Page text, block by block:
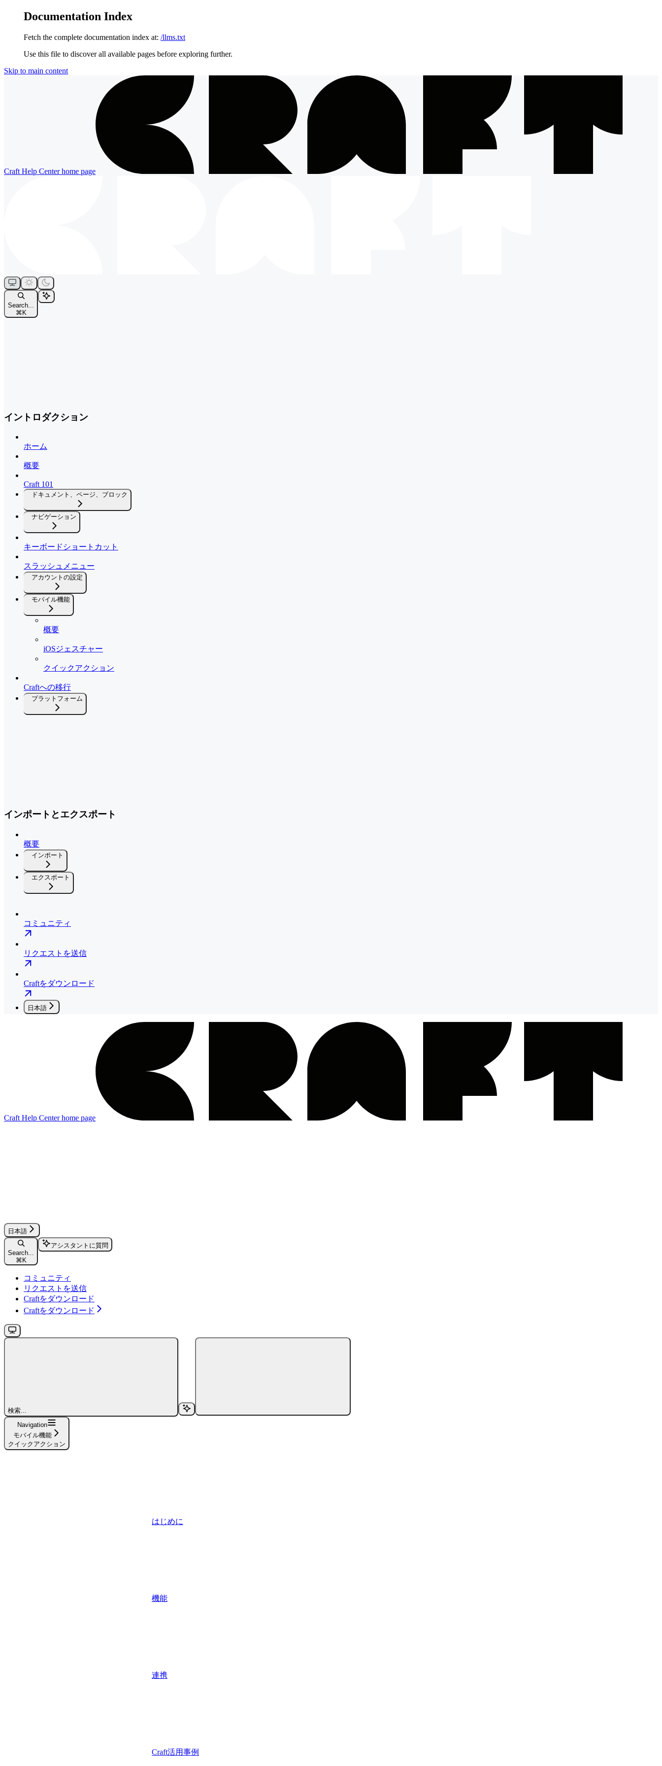
Documentation Index
Fetch the complete documentation index at: /llms.txt
Use this file to discover all available pages before exploring further.
Skip to main content
Craft Help Centerhome page
Search...
⌘ K
イントロダクション
ホーム
概要
Craft 101
ドキュメント、ページ、ブロック
ナビゲーション
キーボードショートカット
スラッシュメニュー
アカウントの設定
モバイル機能
概要
iOSジェスチャー
クイックアクション
Craftへの移行
プラットフォーム
インポートとエクスポート
概要
インポート
エクスポート
コミュニティ
リクエストを送信
Craftをダウンロード
日本語
Craft Help Centerhome page
日本語
Search...
⌘K
アシスタントに質問
コミュニティ
リクエストを送信
Craftをダウンロード
Craftをダウンロード
検索...
Navigation
モバイル機能
クイックアクション
はじめに
機能
連携
Craft活用事例